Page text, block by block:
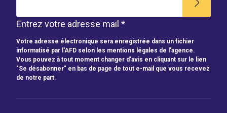
Entrez votre adresse mail *
Votre adresse électronique sera enregistrée dans un fichier
informatisé par l'AFD selon les mentions légales de l'agence.
Vous pouvez à tout moment changer d'avis en cliquant sur le lien
"Se désabonner" en bas de page de tout e-mail que vous recevez
de notre part.